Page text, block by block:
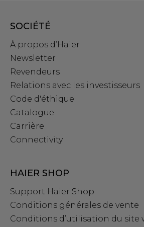
SOCIÉTÉ
À propos d’Haier
Newsletter
Revendeurs
Relations avec les investisseurs
Code d'éthique
Catalogue
Carrière
Connectivity
HAIER SHOP
Support Haier Shop
Conditions générales de vente
Conditions d’utilisation du site